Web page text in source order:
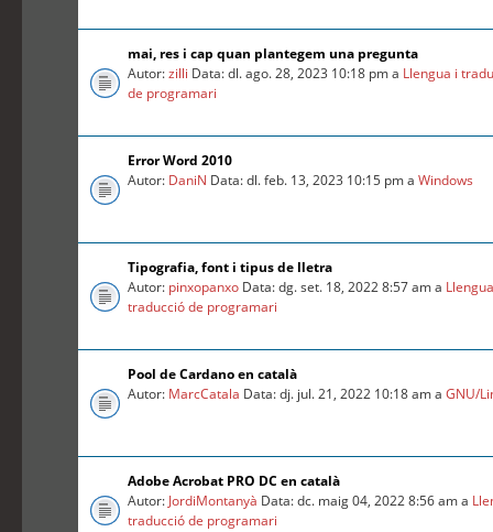
mai, res i cap quan plantegem una pregunta
Autor:zilli Data: dl. ago. 28, 2023 10:18 pm a Llengua i
de programari
Error Word 2010
Autor: DaniN Data: dl. feb. 13, 2023 10:15 pm aWindows
Tipografia, font i tipus de lletra
Autor: pinxopanxo Data: dg. set. 18, 2022 8:57 am a
traducció de programari
Pool de Cardano en català
Autor: MarcCatala Data: dj. jul. 21, 2022 10:18 am aGNU/
Adobe Acrobat PRO DC en català
Autor: JordiMontanyà Data: dc. maig 04, 2022 8:56 am a
traducció de programari